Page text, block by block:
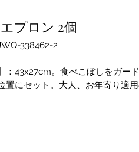
プロン 2個
338462-2
：43x27cm。食べこぼしをガー
置にセット。大人、お年寄り適用